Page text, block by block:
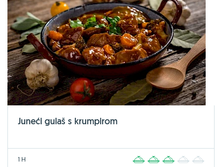
Juneći gulaš s krumpirom
1 H 2 3 4